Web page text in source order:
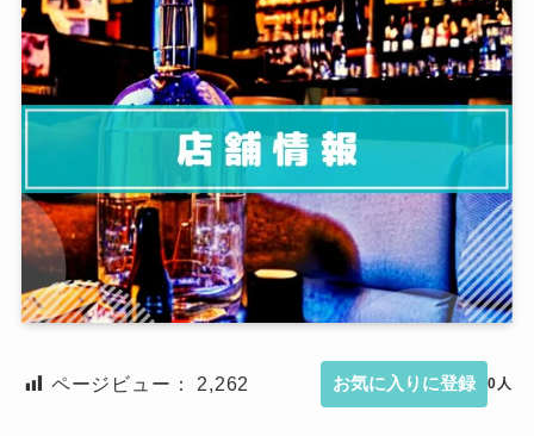
ページビュー： 2,262 お気に入りに登録 0人